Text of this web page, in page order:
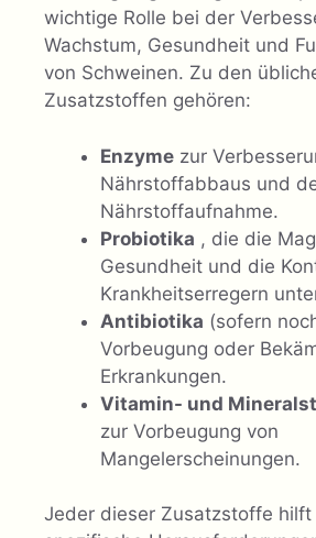
wichtige Rolle bei der
Wachstum, Gesundheit und
von Schweinen. Zu den
Zusatzstoffen gehören:
Enzyme zur
Nährstoffabbaus und
Nährstoffaufnahme.
Probiotika , die die
Gesundheit und die
Krankheitserregern
Antibiotika (sofern
Vorbeugung oder
Erkrankungen.
Vitamin- und
zur Vorbeugung von
Mangelerscheinungen.
Jeder dieser Zusatzstoffe hilft